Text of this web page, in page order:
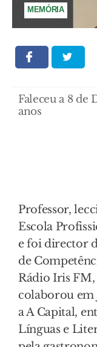
MEMÓRIA
Faleceu a 8 de
anos
Professor,
Escola
e foi director
de
Rádio Iris
colaborou
a A Capital,
Línguas e